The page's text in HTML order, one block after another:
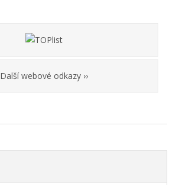
Další webové odkazy ››